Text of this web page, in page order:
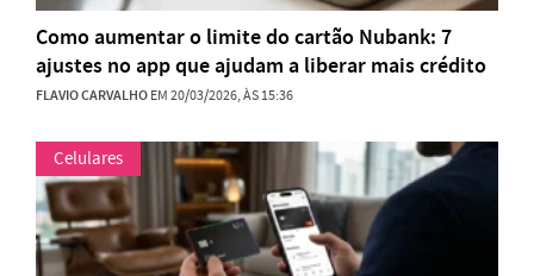
Como aumentar o limite do cartão Nubank: 7
ajustes no app que ajudam a liberar mais crédito
FLAVIO CARVALHOEM 20/03/2026, ÀS 15:36
Celulares